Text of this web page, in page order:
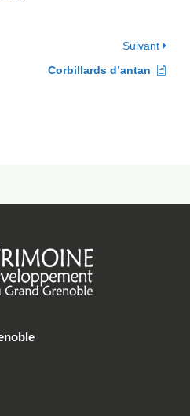
Suivant
Corbillards d’antan